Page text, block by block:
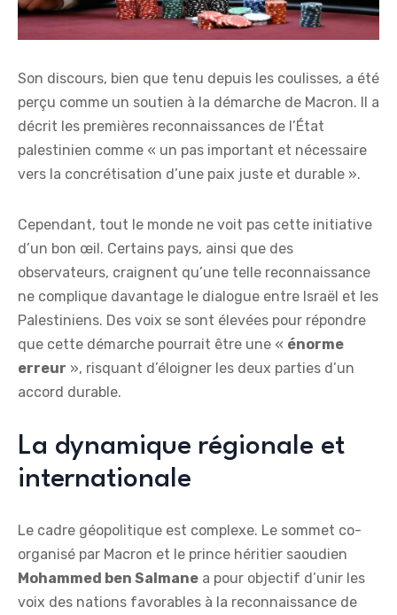
Son discours, bien que tenu depuis les coulisses, a été
perçu comme un soutien à la démarche de Macron. Il a
décrit les premières reconnaissances de l’État
palestinien comme « un pas important et nécessaire
vers la concrétisation d’une paix juste et durable ».
Cependant, tout le monde ne voit pas cette initiative
d’un bon œil. Certains pays, ainsi que des
observateurs, craignent qu’une telle reconnaissance
ne complique davantage le dialogue entre Israël et les
Palestiniens. Des voix se sont élevées pour répondre
que cette démarche pourrait être une « énorme
erreur », risquant d’éloigner les deux parties d’un
accord durable.
La dynamique régionale et
internationale
Le cadre géopolitique est complexe. Le sommet co-
organisé par Macron et le prince héritier saoudien
Mohammed ben Salmane a pour objectif d’unir les
voix des nations favorables à la reconnaissance de